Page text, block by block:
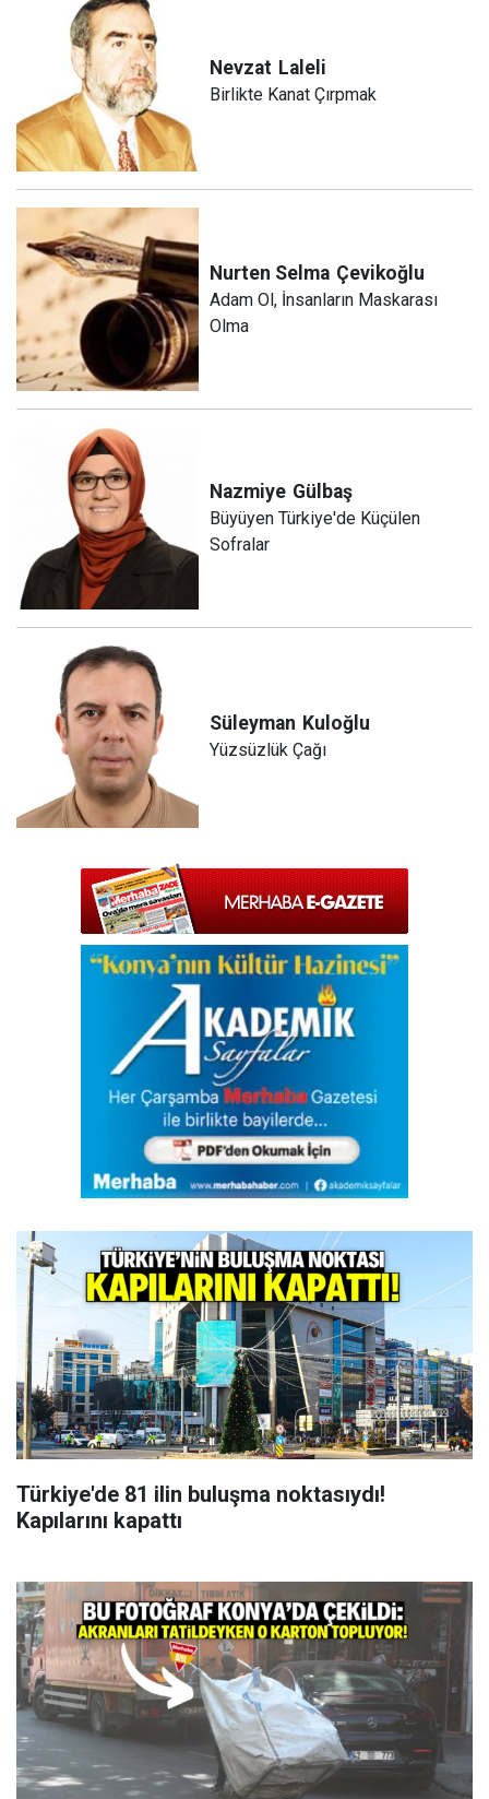
Nevzat Laleli
Birlikte Kanat Çırpmak
Nurten Selma Çevikoğlu
Adam Ol, İnsanların Maskarası
Olma
Nazmiye Gülbaş
Büyüyen Türkiye'de Küçülen
Sofralar
Süleyman Kuloğlu
Yüzsüzlük Çağı
Türkiye'de 81 ilin buluşma noktasıydı!
Kapılarını kapattı